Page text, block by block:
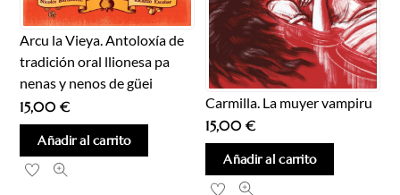
Arcu la Vieya. Antoloxía de
tradición oral llionesa pa
nenas y nenos de güei
15,00€
Añadir al carrito
Carmilla. La muyer vampiru
15,00€
Añadir al carrito